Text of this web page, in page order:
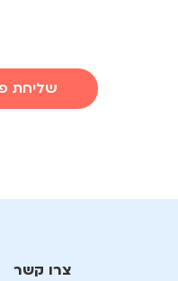
שליחת
צרו קשר